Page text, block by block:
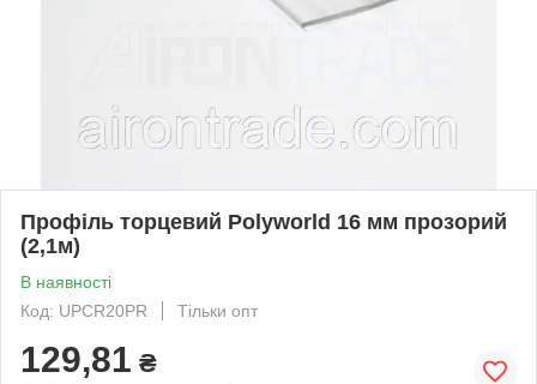
Профіль торцевий Polyworld 16 мм прозорий
(2,1м)
В наявності
Код: UPCR20PR
Тільки опт
129,81 ₴